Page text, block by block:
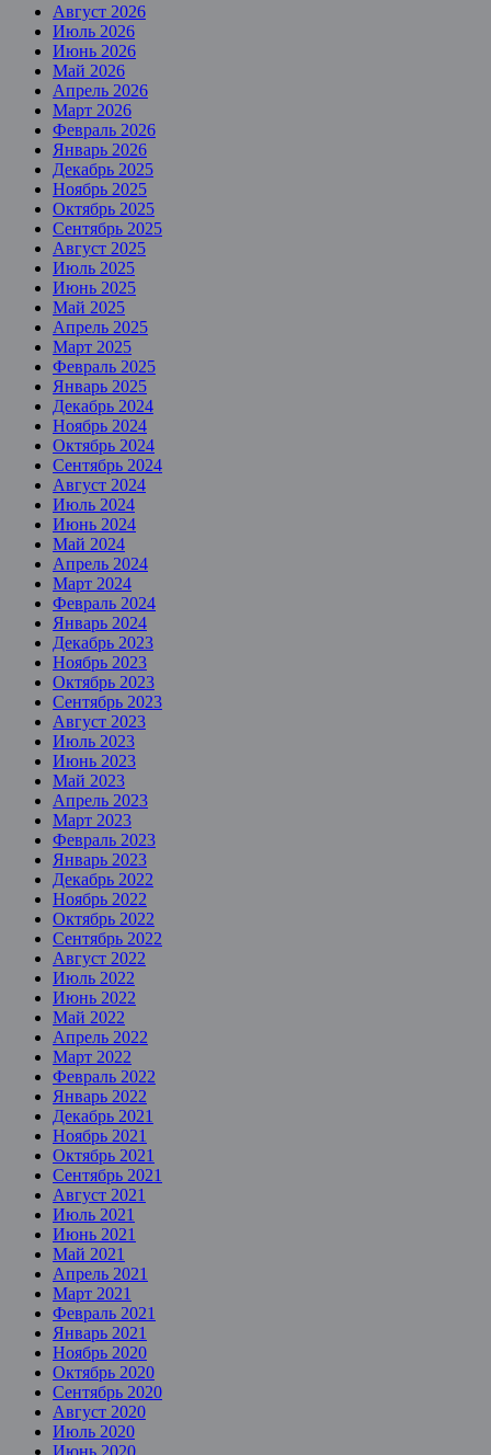
Август 2026
Июль 2026
Июнь 2026
Май 2026
Апрель 2026
Март 2026
Февраль 2026
Январь 2026
Декабрь 2025
Ноябрь 2025
Октябрь 2025
Сентябрь 2025
Август 2025
Июль 2025
Июнь 2025
Май 2025
Апрель 2025
Март 2025
Февраль 2025
Январь 2025
Декабрь 2024
Ноябрь 2024
Октябрь 2024
Сентябрь 2024
Август 2024
Июль 2024
Июнь 2024
Май 2024
Апрель 2024
Март 2024
Февраль 2024
Январь 2024
Декабрь 2023
Ноябрь 2023
Октябрь 2023
Сентябрь 2023
Август 2023
Июль 2023
Июнь 2023
Май 2023
Апрель 2023
Март 2023
Февраль 2023
Январь 2023
Декабрь 2022
Ноябрь 2022
Октябрь 2022
Сентябрь 2022
Август 2022
Июль 2022
Июнь 2022
Май 2022
Апрель 2022
Март 2022
Февраль 2022
Январь 2022
Декабрь 2021
Ноябрь 2021
Октябрь 2021
Сентябрь 2021
Август 2021
Июль 2021
Июнь 2021
Май 2021
Апрель 2021
Март 2021
Февраль 2021
Январь 2021
Ноябрь 2020
Октябрь 2020
Сентябрь 2020
Август 2020
Июль 2020
Июнь 2020